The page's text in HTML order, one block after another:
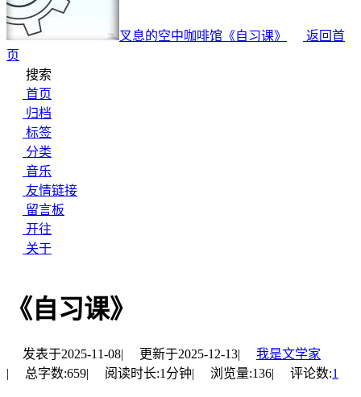
叉息的空中咖啡馆 《自习课》
返回首
页
搜索
首页
归档
标签
分类
音乐
友情链接
留言板
开往
关于
《自习课》
发表于2025-11-08| 更新于2025-12-13|
我是文学家
|
总字数:659| 阅读时长:1分钟| 浏览量:136| 评论数:1